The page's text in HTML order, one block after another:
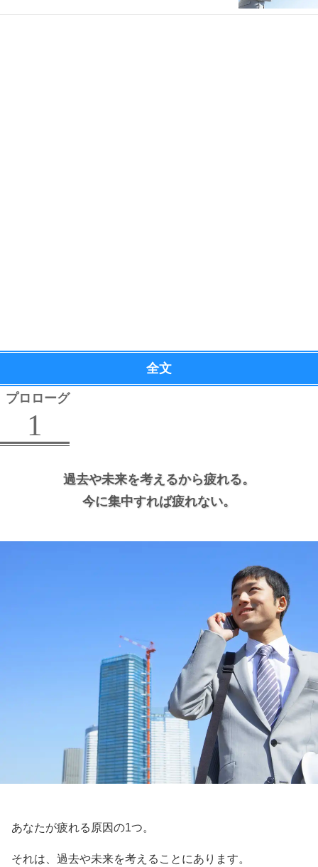
全文
プロローグ
1
過去や未来を考えるから疲れる。
今に集中すれば疲れない。
あなたが疲れる原因の1つ。
それは、過去や未来を考えることにあります。